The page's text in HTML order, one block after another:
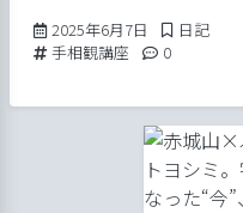
2025年6月7日 2025年6月16日
Posted in
日記
Tags:
手相観講座 Comments:
0